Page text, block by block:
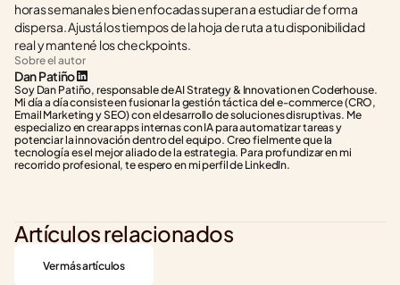
horas semanales bien enfocadas superan a estudiar de forma
dispersa. Ajustá los tiempos de la hoja de ruta a tu disponibilidad
real y mantené los checkpoints.
Sobre el autor
Dan Patiño
Soy Dan Patiño, responsable de AI Strategy & Innovation en Coderhouse.
Mi día a día consiste en fusionar la gestión táctica del e-commerce (CRO,
Email Marketing y SEO) con el desarrollo de soluciones disruptivas. Me
especializo en crear apps internas con IA para automatizar tareas y
potenciar la innovación dentro del equipo. Creo fielmente que la
tecnología es el mejor aliado de la estrategia. Para profundizar en mi
recorrido profesional, te espero en mi perfil de LinkedIn.
Artículos relacionados
Ver más artículos